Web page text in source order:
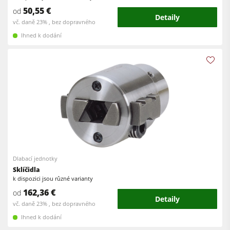
Dílenské vybavení
Software F4Solutions
od 50,55 €
vč. daně 23% , bez dopravného Detaily
Ihned k dodání
Dlabací jednotky
Sklíčidla
k dispozici jsou různé varianty
od 162,36 €
vč. daně 23% , bez dopravného Detaily
Ihned k dodání